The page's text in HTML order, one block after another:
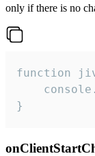
only if there is no
function
}